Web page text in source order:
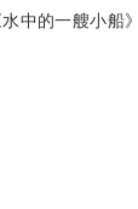
中的一艘小船